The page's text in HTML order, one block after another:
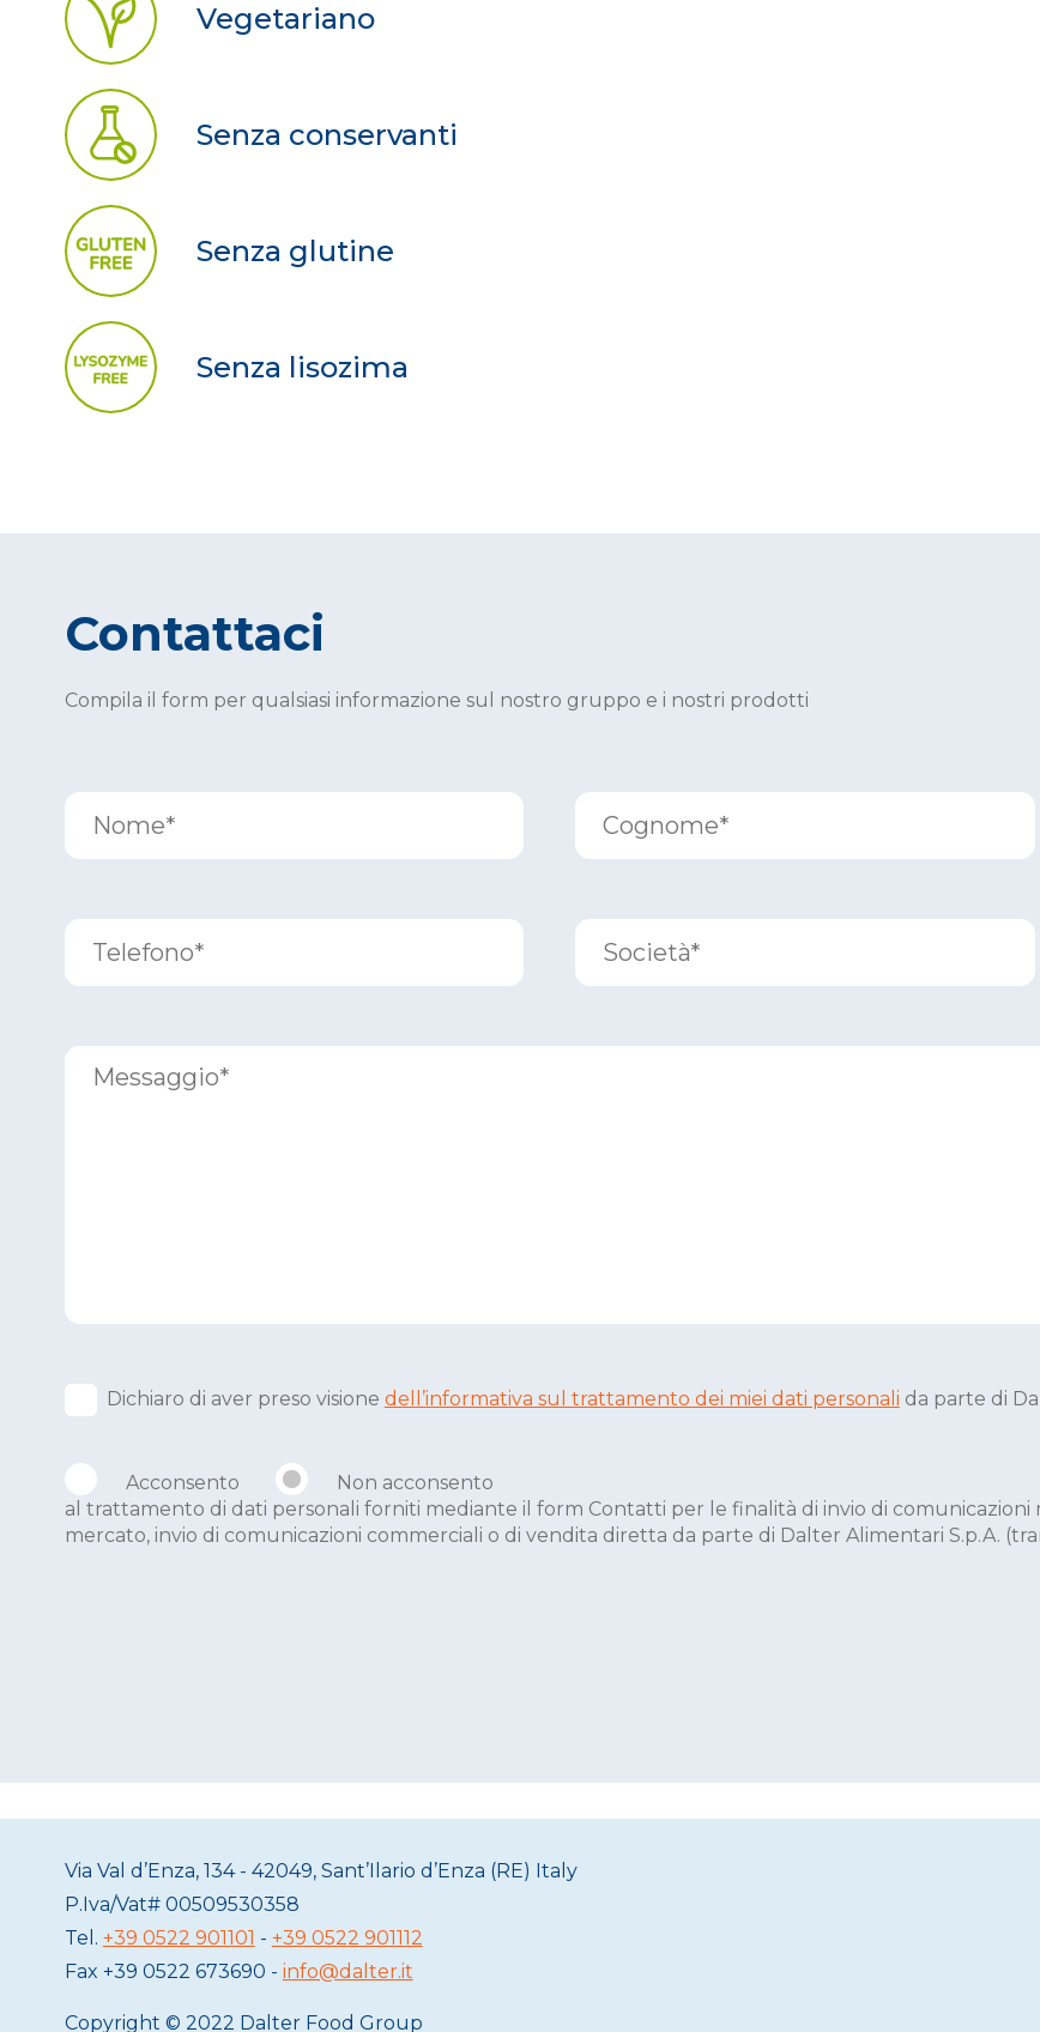
Vegetariano
Senza conservanti
Senza glutine
Senza lisozima
Contattaci
Compila il form per qualsiasi informazione sul nostro gruppo e i nostri prodotti
Dichiaro di aver preso visione dell’informativa sul trattamento dei miei dati personali da parte di
Acconsento
Non acconsento
al trattamento di dati personali forniti mediante il form Contatti per le finalità di invio di
mercato, invio di comunicazioni commerciali o di vendita diretta da parte di Dalter Alimentari S.p.A.
Via Val d’Enza, 134 - 42049, Sant’Ilario d’Enza (RE) Italy
P.Iva/Vat#00509530358
Tel. +39 0522 901101 - +39 0522 901112
Fax +39 0522 673690 - info@dalter.it
Copyright © 2022 Dalter Food Group